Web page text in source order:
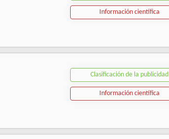
Información científica
Clasificación de la publicidad
Información científica